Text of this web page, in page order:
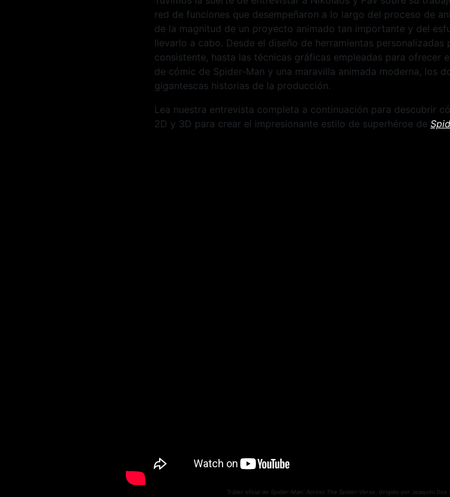
red de funciones que desempeñaron a lo largo del proceso de
de la magnitud de un proyecto animado tan importante y del
llevarlo a cabo. Desde el diseño de herramientas
consistente, hasta las técnicas gráficas empleadas para
de cómic de Spider-Man y una maravilla animada moderna, los
gigantescas historias de la producción.
Lea nuestra entrevista completa a continuación para descubrir
2D y 3D para crear el impresionante estilo de superhéroe de
Tráiler oficial de Spider-Man: Across The Spider-Verse , dirigido por Joaquim